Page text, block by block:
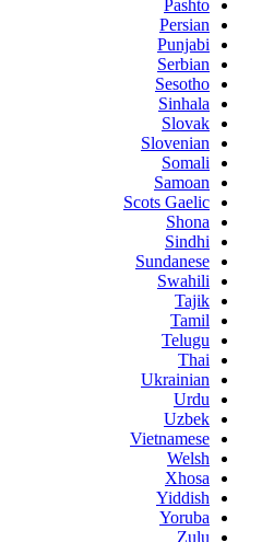
Pashto
Persian
Punjabi
Serbian
Sesotho
Sinhala
Slovak
Slovenian
Somali
Samoan
Scots Gaelic
Shona
Sindhi
Sundanese
Swahili
Tajik
Tamil
Telugu
Thai
Ukrainian
Urdu
Uzbek
Vietnamese
Welsh
Xhosa
Yiddish
Yoruba
Zulu